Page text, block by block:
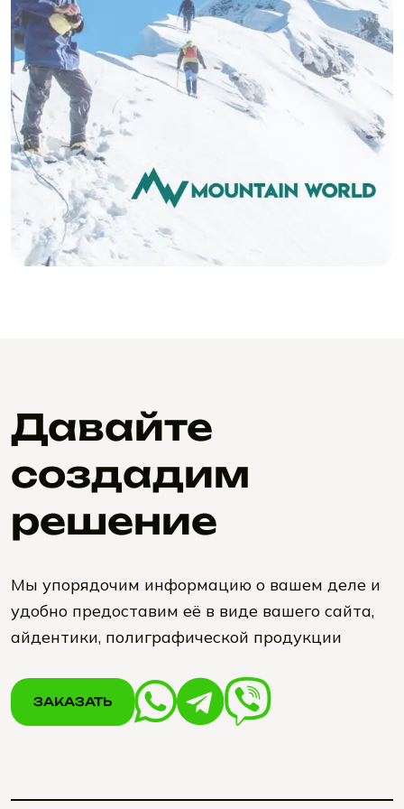
Давайте
создадим
решение
Мы упорядочим информацию о вашем деле и
удобно предоставим её в виде вашего сайта,
айдентики, полиграфической продукции
ЗАКАЗАТЬ